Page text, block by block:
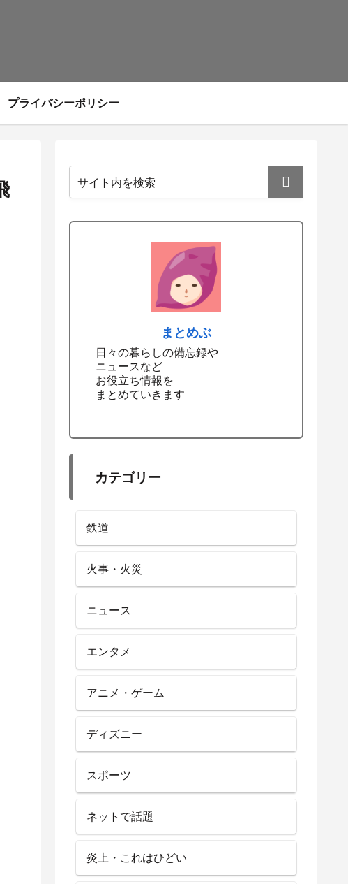
プライバシーポリシー
まとめぶ
日々の暮らしの備忘録や
ニュースなど
お役立ち情報を
まとめていきます
カテゴリー
鉄道
火事・火災
ニュース
エンタメ
アニメ・ゲーム
ディズニー
スポーツ
ネットで話題
炎上・これはひどい